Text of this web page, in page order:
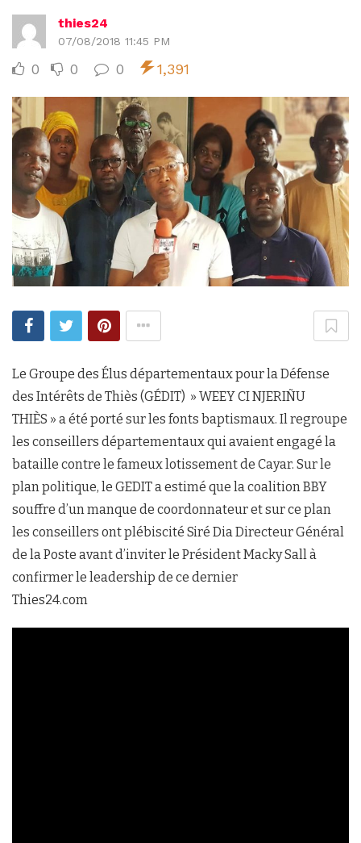
thies24
07/08/2018 11:45 PM
0 0 0 1,391
Le Groupe des Élus départementaux pour la Défense
des Intérêts de Thiès (GÉDIT) » WEEY CI NJERIÑU
THIÈS » a été porté sur les fonts baptismaux. Il regroupe
les conseillers départementaux qui avaient engagé la
bataille contre le fameux lotissement de Cayar. Sur le
plan politique, le GEDIT a estimé que la coalition BBY
souffre d’un manque de coordonnateur et sur ce plan
les conseillers ont plébiscité Siré Dia Directeur Général
de la Poste avant d’inviter le Président Macky Sall à
confirmer le leadership de ce dernier
Thies24.com